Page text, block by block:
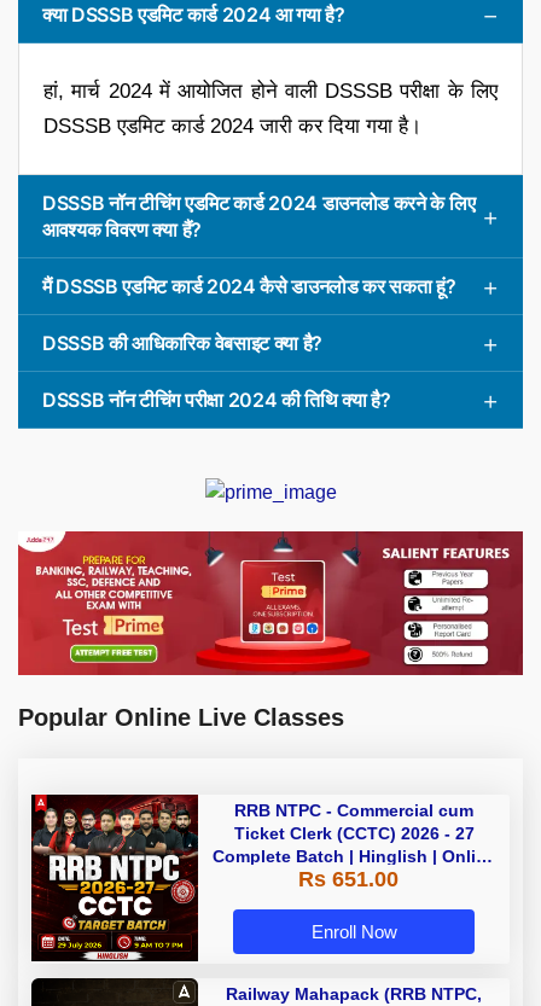
क्या DSSSB एडमिट कार्ड 2024 आ गया है?
हां, मार्च 2024 में आयोजित होने वाली DSSSB परीक्षा के लिए
DSSSB एडमिट कार्ड 2024 जारी कर दिया गया है।
DSSSB नॉन टीचिंग एडमिट कार्ड 2024 डाउनलोड करने के लिए
आवश्यक विवरण क्या हैं?
मैं DSSSB एडमिट कार्ड 2024 कैसे डाउनलोड कर सकता हूं?
DSSSB की आधिकारिक वेबसाइट क्या है?
DSSSB नॉन टीचिंग परीक्षा 2024 की तिथि क्या है?
Popular Online Live Classes
RRB NTPC - Commercial cum
Ticket Clerk (CCTC) 2026 - 27
Complete Batch | Hinglish | Online
Live Classes By Adda247
Rs 651.00
Enroll Now
Railway Mahapack (RRB NTPC,